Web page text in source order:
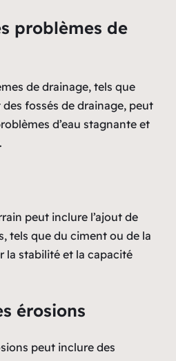
problèmes de
de drainage, tels que
fossés de drainage, peut
d’eau stagnante et
peut inclure l’ajout de
tels que du ciment ou de la
la stabilité et la capacité
érosions
peut inclure des